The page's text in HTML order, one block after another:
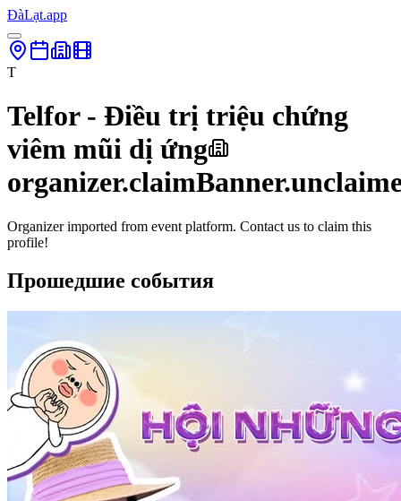
ĐàLạt.app
T
Telfor - Điều trị triệu chứng
viêm mũi dị ứng
Organizer imported from event platform. Contact us to claim this
profile!
Прошедшие события